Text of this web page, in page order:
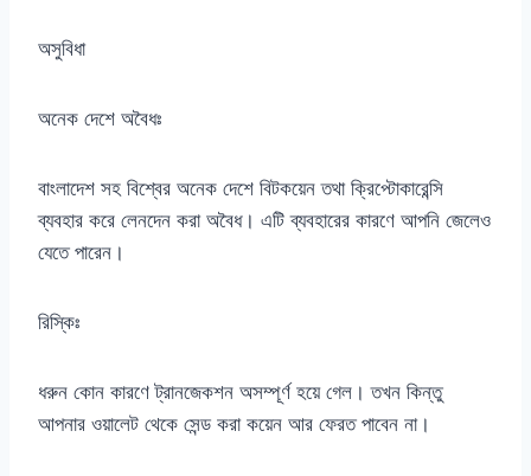
অসুবিধা
অনেক দেশে অবৈধঃ
বাংলাদেশ সহ বিশ্বের অনেক দেশে বিটকয়েন তথা ক্রিপ্টোকারেন্সি
ব্যবহার করে লেনদেন করা অবৈধ। এটি ব্যবহারের কারণে আপনি জেলেও
যেতে পারেন।
রিস্কিঃ
ধরুন কোন কারণে ট্রানজেকশন অসম্পূর্ণ হয়ে গেল। তখন কিন্তু
আপনার ওয়ালেট থেকে সেন্ড করা কয়েন আর ফেরত পাবেন না।